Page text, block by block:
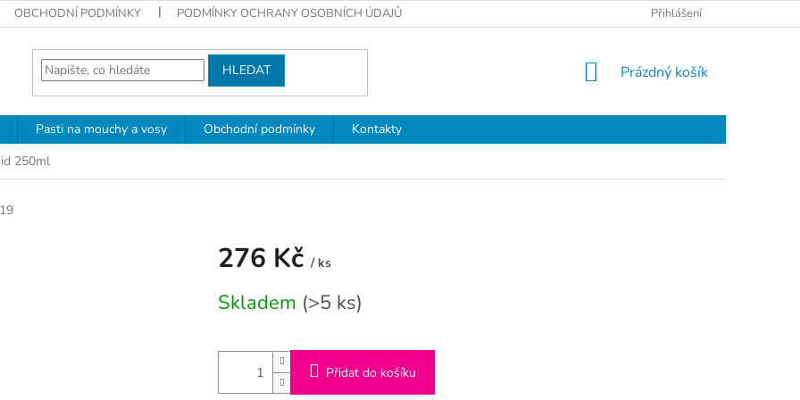
OBCHODNÍ PODMÍNKY PODMÍNKY OCHRANY OSOBNÍCH ÚDAJŮ Přihlášení
HLEDAT
NÁKUPNÍ
Prázdný košík
Pasti na mouchy a vosy Obchodní podmínky
Kontakty
250ml
276 Kč / ks
cena:
Skladem (>5 ks)
Přidat do košíku